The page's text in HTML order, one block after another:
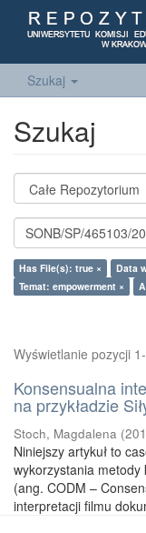
Szukaj
Szukaj
Has File(s): true × Data
Temat: empowerment ×
Wyświetlanie pozycji
Konsensualna
na przykładzie
Stoch, Magdalena (
Niniejszy artykuł to
wykorzystania
(ang. CODM –
interpretacji filmu